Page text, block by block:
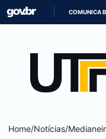
COMUNICA
Home/Notícias/